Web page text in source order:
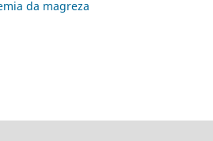
da magreza